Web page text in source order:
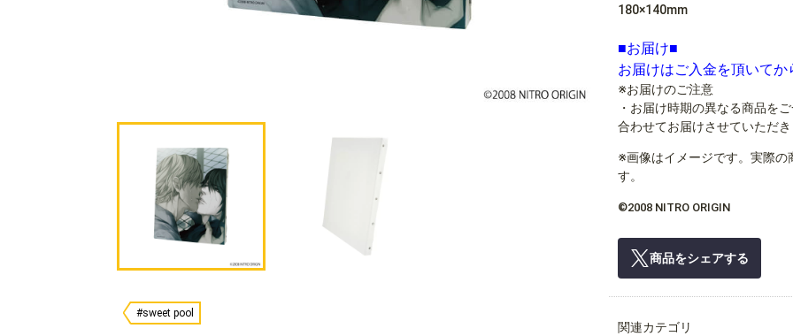
#sweet pool
180×140mm
■お届け■
お届けはご入金を頂いて
※お届けのご注意
・お届け時期の異なる商品を
合わせてお届けさせていただ
※画像はイメージです。実際
す。
©2008 NITRO ORIGIN
商品をシェアする
関連カテゴリ